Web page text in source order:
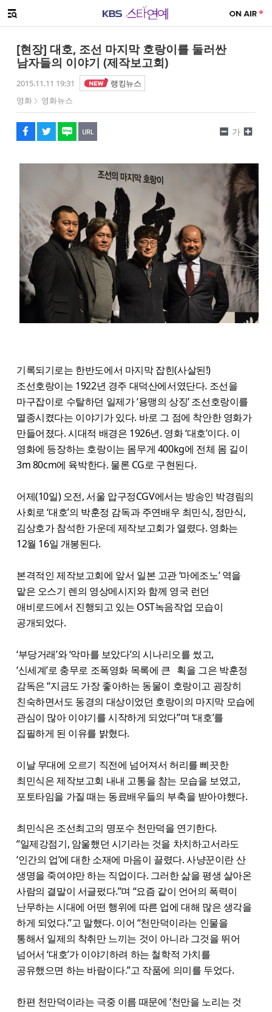
메뉴 열기
[현장] 대호, 조선 마지막 호랑이를 둘러싼
남자들의 이야기 (제작보고회)
2015.11.11 19:31
랭킹뉴스
영화
영화뉴스
페이스북
트위터
네이버
URL복사
글씨 작게보기
가
글씨 크게보기
기록되기로는 한반도에서 마지막 잡힌(사살된!)
조선호랑이는 1922년 경주 대덕산에서였단다. 조선을
마구잡이로 수탈하던 일제가 ‘용맹의 상징’ 조선호랑이를
멸종시켰다는 이야기가 있다. 바로 그 점에 착안한 영화가
만들어졌다. 시대적 배경은 1926년. 영화 ‘대호’이다. 이
영화에 등장하는 호랑이는 몸무게 400kg에 전체 몸 길이
3m 80cm에 육박한다. 물론 CG로 구현된다.
어제(10일) 오전, 서울 압구정CGV에서는 방송인 박경림의
사회로 ‘대호’의 박훈정 감독과 주연배우 최민식, 정만식,
김상호가 참석한 가운데 제작보고회가 열렸다. 영화는
12월 16일 개봉된다.
본격적인 제작보고회에 앞서 일본 고관 ‘마에조노’ 역을
맡은 오스기 렌의 영상메시지와 함께 영국 런던
애비로드에서 진행되고 있는 OST녹음작업 모습이
공개되었다.
‘부당거래’와 ‘악마를 보았다’의 시나리오를 썼고,
‘신세계’로 충무로 조폭영화 목록에 큰 획을 그은 박훈정
감독은 “지금도 가장 좋아하는 동물이 호랑이고 굉장히
친숙하면서도 동경의 대상이었던 호랑이의 마지막 모습에
관심이 많아 이야기를 시작하게 되었다”며 ‘대호’를
집필하게 된 이유를 밝혔다.
이날 무대에 오르기 직전에 넘어져서 허리를 삐끗한
최민식은 제작보고회 내내 고통을 참는 모습을 보였고,
포토타임을 가질 때는 동료배우들의 부축을 받아야했다.
최민식은 조선최고의 명포수 천만덕을 연기한다.
“일제강점기, 암울했던 시기라는 것을 차치하고서라도
‘인간의 업’에 대한 소재에 마음이 끌렸다. 사냥꾼이란 산
생명을 죽여야만 하는 직업이다. 그러한 삶을 평생 살아온
사람의 결말이 서글펐다.”며 “요즘 같이 언어의 폭력이
난무하는 시대에 어떤 행위에 따른 업에 대해 많은 생각을
하게 되었다.”고 말했다. 이어 “천만덕이라는 인물을
통해서 일제의 착취만 느끼는 것이 아니라 그것을 뛰어
넘어서 ‘대호’가 이야기하려 하는 철학적 가치를
공유했으면 하는 바람이다.”고 작품에 의미를 두었다.
한편 천만덕이라는 극중 이름 때문에 ‘천만을 노리는 것